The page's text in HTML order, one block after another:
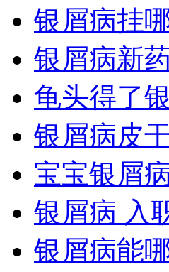
银屑病挂
银屑病新
龟头得了
银屑病皮
宝宝银屑
银屑病 入
银屑病能